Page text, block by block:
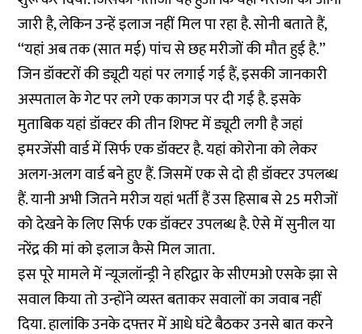
जारी है, लेकिन उन्हें इलाज नहीं मिल पा रहा है. सोनी बताते हैं,
‘‘यहां अब तक (सात मई) पांच से छह मरीजों की मौत हुई है.’’
जिन डॉक्टरों की ड्यूटी यहां पर लगाई गई हैं, इसकी जानकारी
अस्पताल के गेट पर लगे एक कागज पर दी गई है. इसके
मुताबिक यहां डॉक्टर की तीन शिफ्ट में ड्यूटी लगी है जहां
इमरजेंसी वार्ड में सिर्फ एक डॉक्टर है. यहां कोरोना को लेकर
अलग-अलग वार्ड बने हुए हैं. जिसमें एक से दो ही डॉक्टर उपलब्ध
हैं. यानी अभी जितने मरीज यहां भर्ती हैं उस हिसाब से 25 मरीजों
को देखने के लिए सिर्फ एक डॉक्टर उपलब्ध है. ऐसे में सुनील या
नरेंद्र की मां को इलाज कैसे मिल जाता.
इस पूरे मामले में न्यूजलॉन्ड्री ने हरिद्वार के सीएमओ एसके झा से
सवाल किया तो उन्होंने व्यस्त बताकर सवालों का जवाब नहीं
दिया. हालांकि उनके दफ्तर में आधे घंटे बैठकर उनसे बात करने